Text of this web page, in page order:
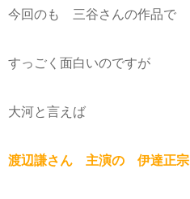
今回のも 三谷さんの作品で
すっごく面白いのですが
大河と言えば
渡辺謙さん 主演の 伊達正宗